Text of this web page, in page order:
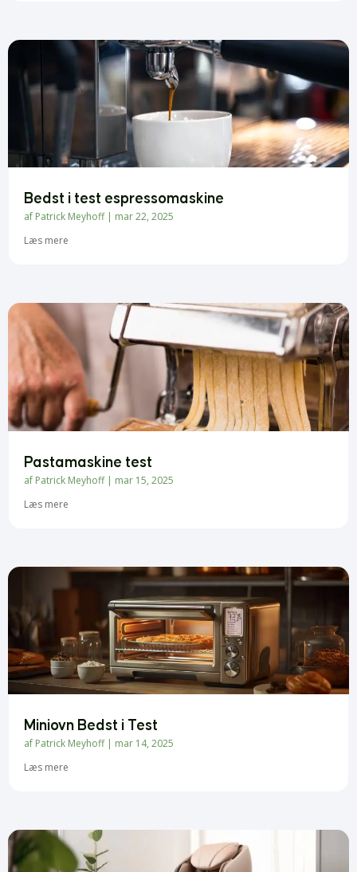
Bedst i test espressomaskine
af Patrick Meyhoff| mar 22, 2025
Læs mere
Pastamaskine test
af Patrick Meyhoff| mar 15, 2025
Læs mere
Miniovn Bedst i Test
af Patrick Meyhoff| mar 14, 2025
Læs mere